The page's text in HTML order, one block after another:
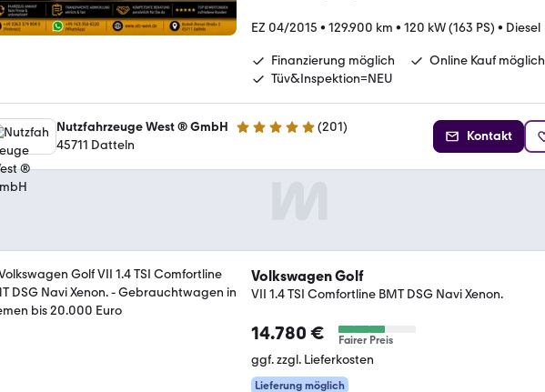
EZ 04/2015 • 129.900 km • 120 kW (163 PS) • Diesel
Finanzierung möglich
Online Kauf möglich
Tüv&Inspektion=NEU
Nutzfahrzeuge West ® GmbH 4.9 Sterne (201)
45711 Datteln
Kontakt
Volkswagen Golf
VII 1.4 TSI Comfortline BMT DSG Navi Xenon.
14.780 € Fairer Preis
ggf. zzgl. Lieferkosten
Lieferung möglich